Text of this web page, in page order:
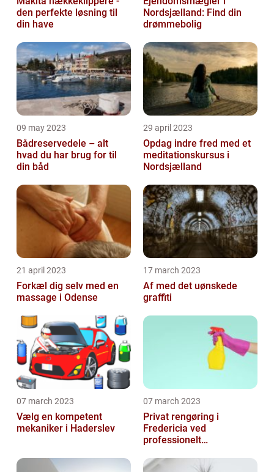
den perfekte løsning til
din have
Nordsjælland: Find din
drømmebolig
09 may 2023
Bådreservedele – alt
hvad du har brug for til
din båd
29 april 2023
Opdag indre fred med et
meditationskursus i
Nordsjælland
21 april 2023
Forkæl dig selv med en
massage i Odense
17 march 2023
Af med det uønskede
graffiti
07 march 2023
Vælg en kompetent
mekaniker i Haderslev
07 march 2023
Privat rengøring i
Fredericia ved
professionelt